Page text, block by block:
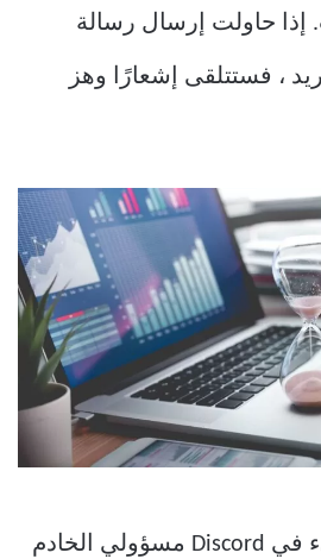
حاولت إرسال رسالة
، فستتلقى إشعارًا وهز
يساعد الوضع البطيء في Discord مسؤولي الخادم